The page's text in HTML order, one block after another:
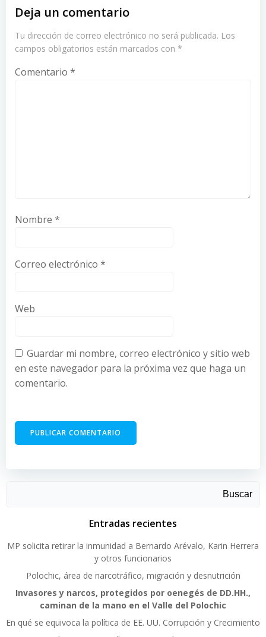
Deja un comentario
Tu dirección de correo electrónico no será publicada. Los
campos obligatorios están marcados con *
Comentario *
Nombre *
Correo electrónico *
Web
Guardar mi nombre, correo electrónico y sitio web
en este navegador para la próxima vez que haga un
comentario.
Buscar
Entradas recientes
MP solicita retirar la inmunidad a Bernardo Arévalo, Karin Herrera
y otros funcionarios
Polochic, área de narcotráfico, migración y desnutrición
Invasores y narcos, protegidos por oenegés de DD.HH.,
caminan de la mano en el Valle del Polochic
En qué se equivoca la política de EE. UU. Corrupción y Crecimiento